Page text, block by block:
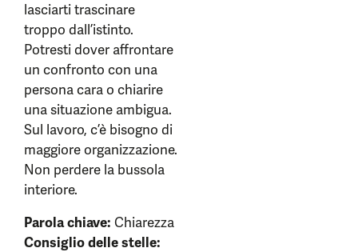
lasciarti trascinare
troppo dall’istinto.
Potresti dover affrontare
un confronto con una
persona cara o chiarire
una situazione ambigua.
Sul lavoro, c’è bisogno di
maggiore organizzazione.
Non perdere la bussola
interiore.
Parola chiave: Chiarezza
Consiglio delle stelle: